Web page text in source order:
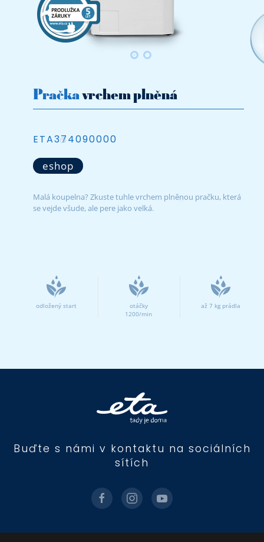
Pračkavrchem plněná
ETA374090000
eshop
Malá koupelna? Zkuste tuhle vrchem plněnou pračku, která
se vejde všude, ale pere jako velká.
odložený start
otáčky
1200/min
až 7 kg prádla
odložený
start
otáčky
1400/min
Buďte s námi v kontaktu na sociálních
sítích